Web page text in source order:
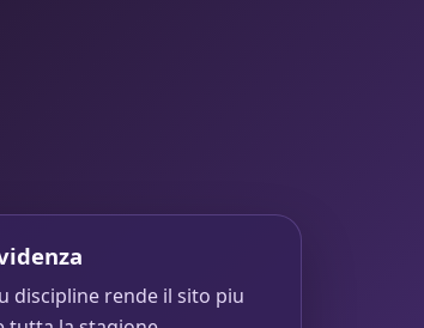
discipline rende il sito piu